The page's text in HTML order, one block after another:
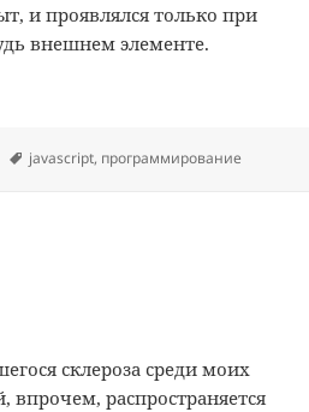
и проявлялся только при
внешнем элементе.
внутри display: none
Tags
javascript, программирование
склероза среди моих
впрочем, распространяется